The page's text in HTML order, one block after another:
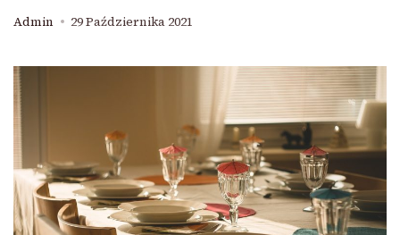
Admin 29 Października 2021